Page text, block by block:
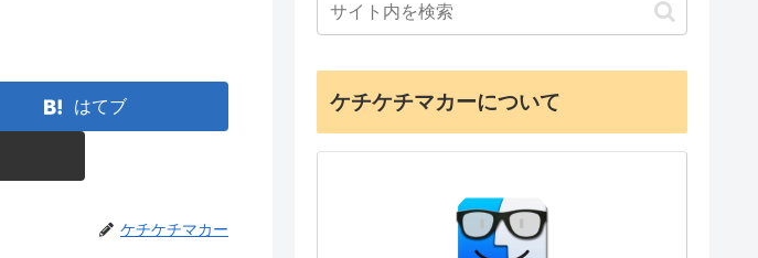
はてブ
ケチケチマカー
ケチケチマカーについて